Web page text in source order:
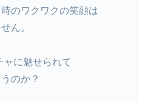
のワクワクの笑顔は
ん。
に魅せられて
のか？